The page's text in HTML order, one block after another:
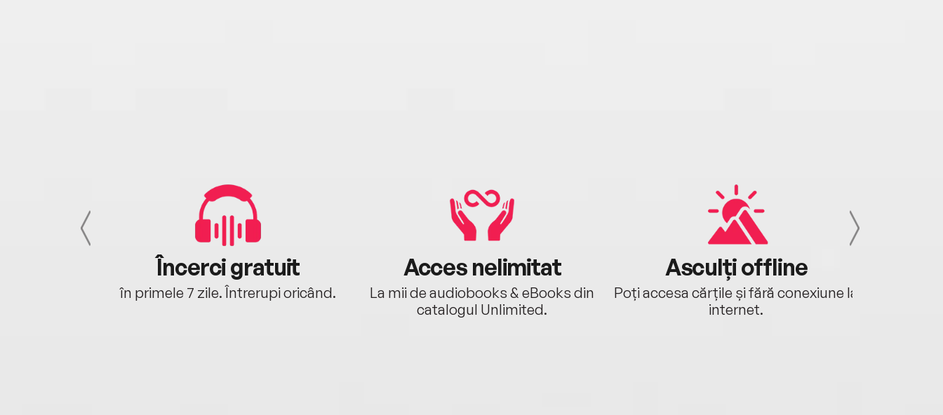
Încerci gratuit
în primele 7 zile. Întrerupi oricând.
Acces nelimitat
La mii de audiobooks & eBooks din
catalogul Unlimited.
Asculți offline
Poți accesa cărțile și fără conexiune la
internet.